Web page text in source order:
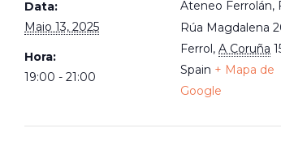
Data:
Maio 13, 2025
Hora:
19:00 - 21:00
Ateneo Ferrolán,
Rúa Magdalena
Ferrol , A Coruña
Spain + Mapa de
Google